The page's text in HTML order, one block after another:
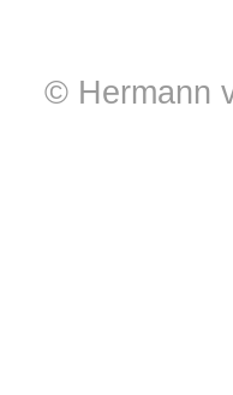
© Hermann